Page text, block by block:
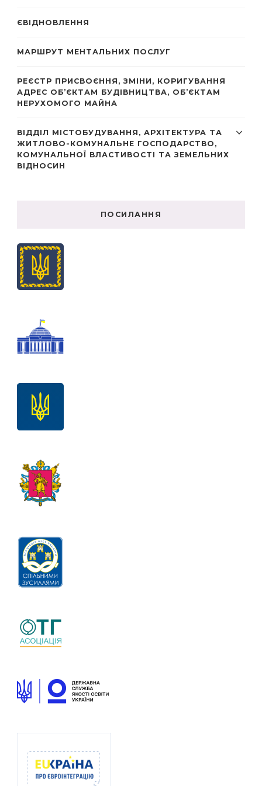
ЄВІДНОВЛЕННЯ
МАРШРУТ МЕНТАЛЬНИХ ПОСЛУГ
РЕЄСТР ПРИСВОЄННЯ, ЗМІНИ, КОРИГУВАННЯ
АДРЕС ОБ’ЄКТАМ БУДІВНИЦТВА, ОБ’ЄКТАМ
НЕРУХОМОГО МАЙНА
ВІДДІЛ МІСТОБУДУВАННЯ, АРХІТЕКТУРА ТА
ЖИТЛОВО-КОМУНАЛЬНЕ ГОСПОДАРСТВО,
КОМУНАЛЬНОЇ ВЛАСТИВОСТІ ТА ЗЕМЕЛЬНИХ
ВІДНОСИН
ПОСИЛАННЯ